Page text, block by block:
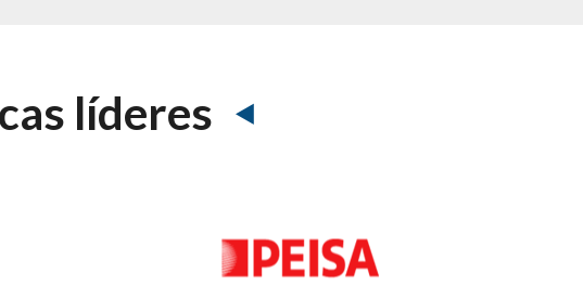
líderes